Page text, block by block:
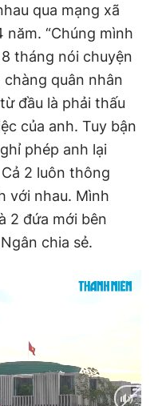
qua mạng xã
năm. “Chúng mình
tháng nói chuyện
quân nhân
đầu là phải thấu
của anh. Tuy bận
phép anh lại
2 luôn thông
với nhau. Mình
2 đứa mới bên
chia sẻ.